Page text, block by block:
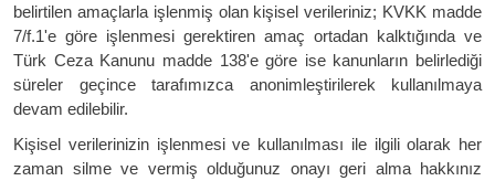
belirtilen amaçlarla işlenmiş olan kişisel verileriniz; KVKK madde
7/f.1'e göre işlenmesi gerektiren amaç ortadan kalktığında ve
Türk Ceza Kanunu madde 138'e göre ise kanunların belirlediği
süreler geçince tarafımızca anonimleştirilerek kullanılmaya
devam edilebilir.
Kişisel verilerinizin işlenmesi ve kullanılması ile ilgili olarak her
zaman silme ve vermiş olduğunuz onayı geri alma hakkınız